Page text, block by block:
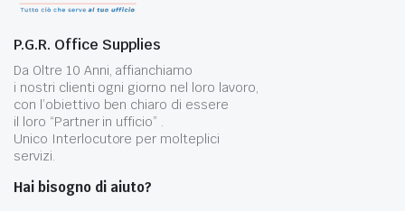
P.G.R. Office Supplies
Da Oltre 10 Anni, affianchiamo
i nostri clienti ogni giorno nel loro lavoro,
con l’obiettivo ben chiaro di essere
il loro “Partner in ufficio” .
Unico Interlocutore per molteplici
servizi.
Hai bisogno di aiuto?